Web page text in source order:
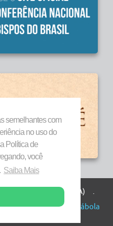
semelhantes com
no uso do
Política de
você
Saiba Mais
Diocese de Marabá (PA) .
porAgência Parábola